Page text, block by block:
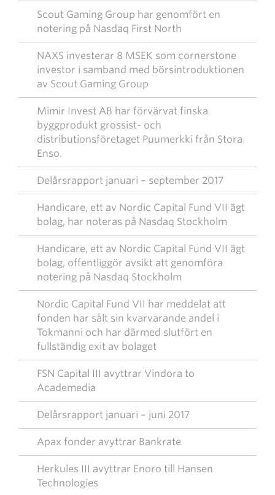
Scout Gaming Group har genomfört en
notering på Nasdaq First North
NAXS investerar 8 MSEK som cornerstone
investor i samband med börsintroduktionen
av Scout Gaming Group
Mimir Invest AB har förvärvat finska
byggprodukt grossist- och
distributionsföretaget Puumerkki från Stora
Enso.
Delårsrapport januari – september 2017
Handicare, ett av Nordic Capital Fund VII ägt
bolag, har noteras på Nasdaq Stockholm
Handicare, ett av Nordic Capital Fund VII ägt
bolag, offentliggör avsikt att genomföra
notering på Nasdaq Stockholm
Nordic Capital Fund VII har meddelat att
fonden har sålt sin kvarvarande andel i
Tokmanni och har därmed slutfört en
fullständig exit av bolaget
FSN Capital III avyttrar Vindora to
Academedia
Delårsrapport januari – juni 2017
Apax fonder avyttrar Bankrate
Herkules III avyttrar Enoro till Hansen
Technologies